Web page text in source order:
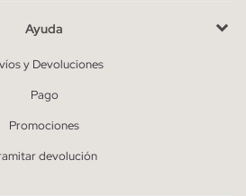
Ayuda
y Devoluciones
Pago
Promociones
devolución